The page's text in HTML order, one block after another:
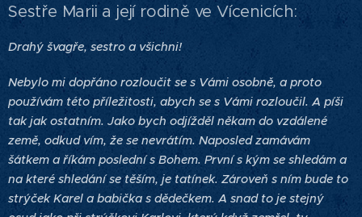
Sestře Marii a její rodině ve Vícenicích:
Drahý švagře, sestro a všichni!
Nebylo mi dopřáno rozloučit se s Vámi osobně, a proto
používám této příležitosti, abych se s Vámi rozloučil. A píši
tak jak ostatním. Jako bych odjížděl někam do vzdálené
země, odkud vím, že se nevrátím. Naposled zamávám
šátkem a říkám poslední s Bohem. První s kým se shledám a
na které shledání se těším, je tatínek. Zároveň s ním bude to
strýček Karel a babička s dědečkem. A snad to je stejný